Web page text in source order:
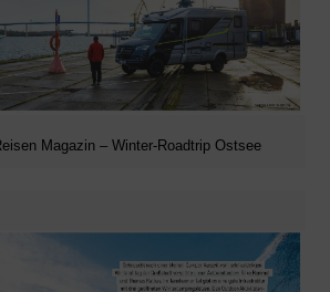
Magazin – Winter-Roadtrip Ostsee